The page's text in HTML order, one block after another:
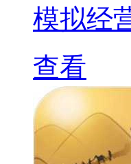
模拟经
查看